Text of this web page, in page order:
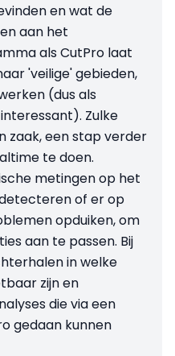
en wat de
aan het
als CutPro laat
'veilige' gebieden,
(dus als
Zulke
zaak, een stap verder
te doen.
metingen op het
of er op
opduiken, om
aan te passen. Bij
in welke
zijn en
die via een
gedaan kunnen